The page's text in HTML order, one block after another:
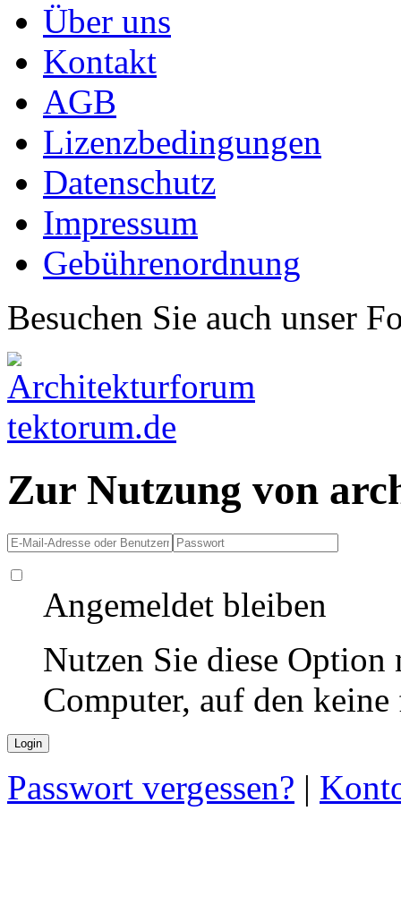
Über uns
Kontakt
AGB
Lizenzbedingungen
Datenschutz
Impressum
Gebührenordnung
Besuchen Sie auch unser
Zur Nutzung von
Angemeldet bleiben
Nutzen Sie diese
Computer, auf den
Passwort vergessen? |